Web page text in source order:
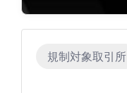
規制対象取引所